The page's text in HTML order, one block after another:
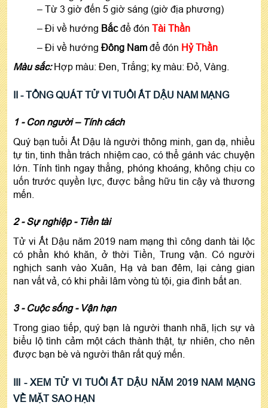
– Từ 3 giờ đến 5 giờ sáng (giờ địa phương)
– Đi về hướng Bắcđể đón Tài Thần
– Đi về hướng Đông Nam để đón Hỷ Thần
Màu sắc: Hợp màu: Đen, Trắng; kỵ màu: Đỏ, Vàng.
II - TỔNGQUÁT TỬ VI TUỔI ẤT DẬU NAM MẠNG
1 - Con người – Tính cách
Quý bạn tuổi Ất Dậu là người thông minh, gan dạ, nhiều
tự tin, tinh thần trách nhiệm cao, có thể gánh vác chuyện
lớn. Tính tình ngay thẳng, phóng khoáng, không chịu co
uốn trước quyền lực, được bằng hữu tin cậy và thương
mến.
2 - Sự nghiệp - Tiền tài
Tử vi Ất Dậu năm 2019 nam mạng thì công danh tài lộc
có phần khó khăn, ở thời Tiền, Trung vận. Có người
nghịch sanh vào Xuân, Hạ và ban đêm, lại càng gian
nan vất vả, có khi phải lâm vòng tù tội, gia đình bất an.
3 - Cuộc sống - Vận hạn
Trong giao tiếp, quý bạn là người thanh nhã, lịch sự và
biểu lộ tình cảm một cách thành thật, tự nhiên, cho nên
được bạn bè và người thân rất quý mến
III - XEMTỬ VI TUỔI ẤT DẬU NĂM 2019 NAM MẠNG
VỀ MẶT SAO HẠN